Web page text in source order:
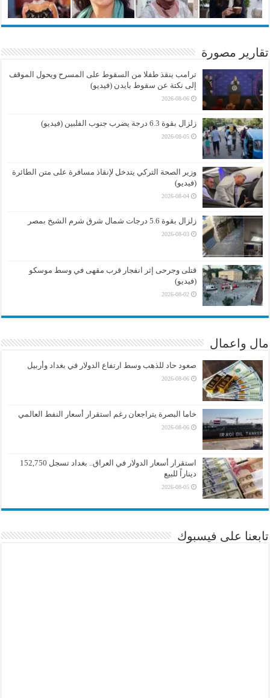
تقارير مصورة
ترامب ينقذ طفلا من السقوط على المسرح ويحول الموقف
إلى نكتة عن سقوط بايدن (فيديو)
2026-08-06
زلزال بقوة 6.3 درجة يضرب جنوب الفلبين (فيديو)
2026-08-05
وزير الصحة التركي يتدخل لإنقاذ مسافرة على متن الطائرة
(فيديو)
2026-08-04
زلزال بقوة 5.6 درجات شمال شرق شرم الشيخ بمصر
2026-08-03
قتلى وجرحى إثر انفجار قرب مقهى في وسط موسكو
(فيديو)
2026-08-02
مال واعمال
صعود حاد للذهب وسط ارتفاع الدولار في بغداد وأربيل
2026-08-06
خاما البصرة يتراجعان رغم استقرار أسعار النفط العالمي
2026-08-06
استقرار أسعار الدولار في العراق.. بغداد تسجل 152,750
ديناراً للبيع
2026-08-05
تابعنا على فيسبوك